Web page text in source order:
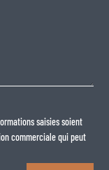
saisies soient
commerciale qui peut